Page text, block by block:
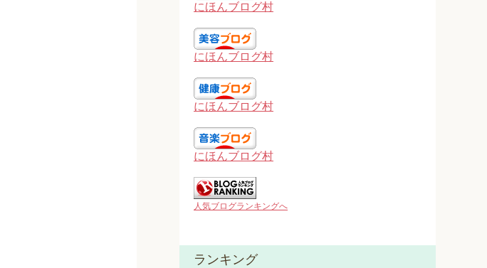
にほんブログ村
にほんブログ村
にほんブログ村
にほんブログ村
人気ブログランキングへ
ランキング